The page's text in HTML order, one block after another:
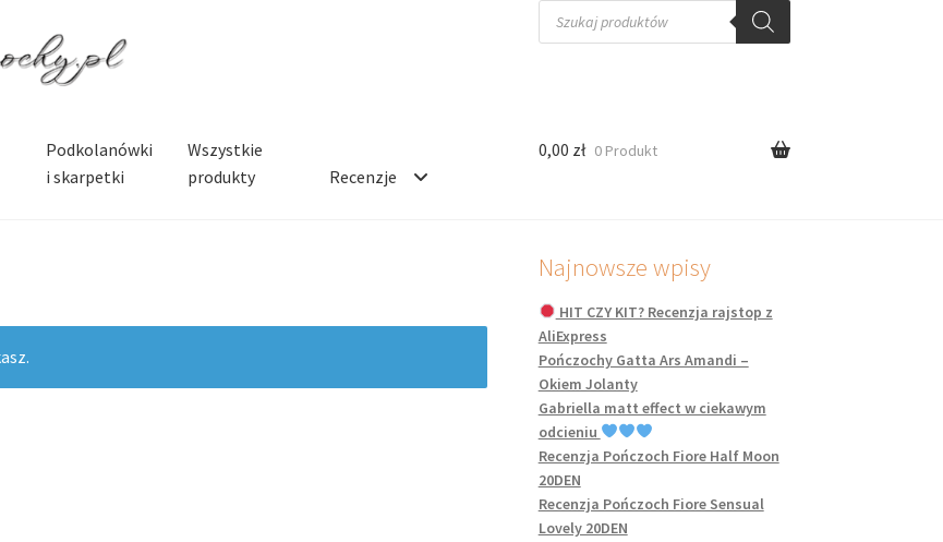
Wyszukiwarka
produktów
Podkolanówki
i skarpetki
Wszystkie
produkty
Recenzje
0,00 zł 0 Produkt
Najnowsze wpisy
HIT CZY KIT? Recenzja rajstop z
AliExpress
Pończochy Gatta Ars Amandi –
Okiem Jolanty
Gabriella matt effect w ciekawym
odcieniu
Recenzja Pończoch Fiore Half Moon
20DEN
Recenzja Pończoch Fiore Sensual
Lovely 20DEN